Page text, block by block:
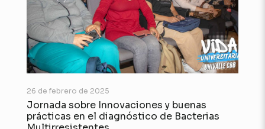
26 de febrero de 2025
Jornada sobre Innovaciones y buenas
prácticas en el diagnóstico de Bacterias